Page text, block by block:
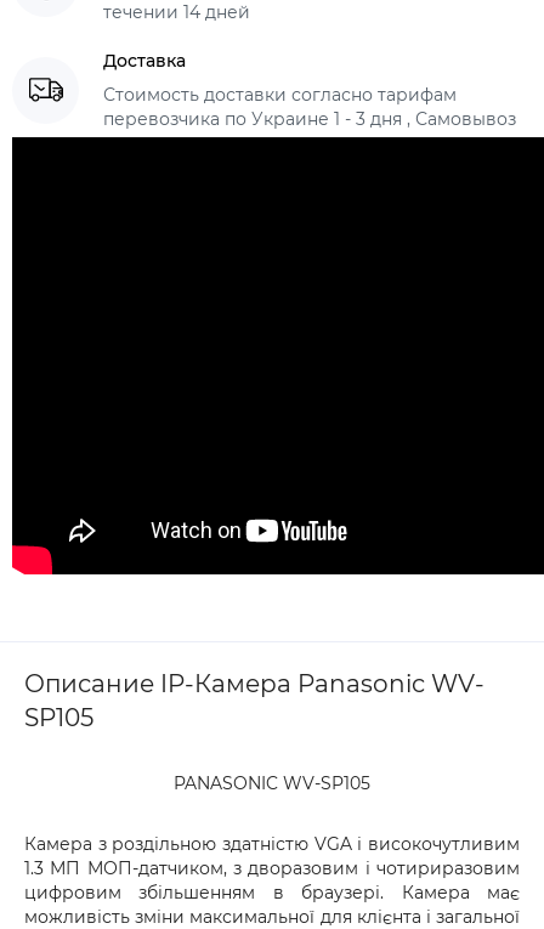
течении 14 дней
Доставка
Стоимость доставки согласно тарифам
перевозчика по Украине 1 - 3 дня , Самовывоз
Описание IP-Камера Panasonic WV-
SP105
PANASONIC WV-SP105
Камера з роздільною здатністю VGA і високочутливим
1.3 МП МОП-датчиком, з дворазовим і чотириразовим
цифровим збільшенням в браузері. Камера має
можливість зміни максимальної для клієнта і загальної